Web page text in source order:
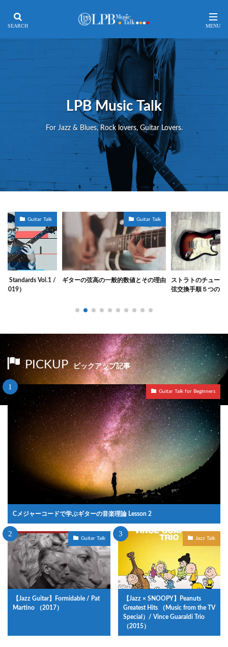
LPB Music Talk
For Jazz & Blues, Rock lovers, Guitar Lovers.
Guitar Talk
的数値とその理由
Guitar Talk
ストラトのチューニングを安定させる
ギターのネック調
診断を完全攻略する
PICKUP ピックアップ記事
Guitar Talk for Beginners
Cメジャーコードで学ぶギターの音楽理論 Lesson 2
Guitar Talk
【Jazz Guitar】Formidable / Pat
Martino （2017）
Jazz Talk
【Jazz × SNOOPY】Peanuts
Greatest Hits （Music from the TV
Special）/ Vince Guaraldi Trio
（2015）